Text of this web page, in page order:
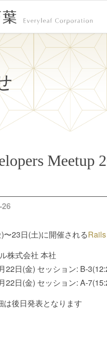
23日(土)に開催される
株式会社 本社
22日(金) セッション: B-
22日(金) セッション: A-
は後日発表となります